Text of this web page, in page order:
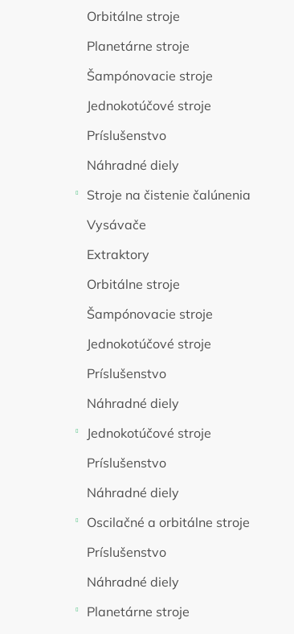
Orbitálne stroje
Planetárne stroje
Šampónovacie stroje
Jednokotúčové stroje
Príslušenstvo
Náhradné diely
Stroje na čistenie čalúnenia
Vysávače
Extraktory
Orbitálne stroje
Šampónovacie stroje
Jednokotúčové stroje
Príslušenstvo
Náhradné diely
Jednokotúčové stroje
Príslušenstvo
Náhradné diely
Oscilačné a orbitálne stroje
Príslušenstvo
Náhradné diely
Planetárne stroje